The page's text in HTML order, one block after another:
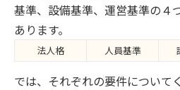
基準、設備基準、運営基準の４
あります。
法人格 人員基準
では、それぞれの要件について